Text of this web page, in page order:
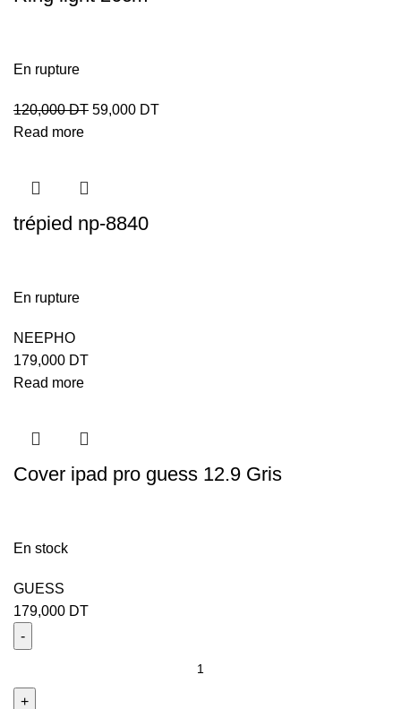
En rupture
120,000DT 59,000 DT
Read more
trépied np-8840
En rupture
NEEPHO
179,000 DT
Read more
Cover ipad pro guess 12.9 Gris
En stock
GUESS
179,000 DT